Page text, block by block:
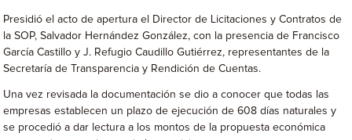
Presidió el acto de apertura el Director de Licitaciones y Contratos de
la SOP, Salvador Hernández González, con la presencia de Francisco
García Castillo y J. Refugio Caudillo Gutiérrez, representantes de la
Secretaría de Transparencia y Rendición de Cuentas.
Una vez revisada la documentación se dio a conocer que todas las
empresas establecen un plazo de ejecución de 608 días naturales y
se procedió a dar lectura a los montos de la propuesta económica